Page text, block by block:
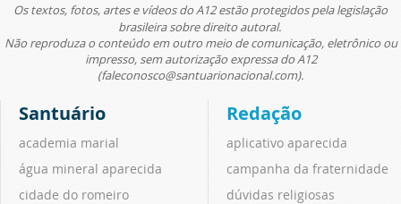
Os textos, fotos, artes e vídeos do A12 estão protegidos pela legislação
brasileira sobre direito autoral.
Não reproduza o conteúdo em outro meio de comunicação, eletrônico ou
impresso, sem autorização expressa do A12
(faleconosco@santuarionacional.com).
Santuário
academia marial
água mineral aparecida
cidade do romeiro
Redação
aplicativo aparecida
campanha da fraternidade
dúvidas religiosas